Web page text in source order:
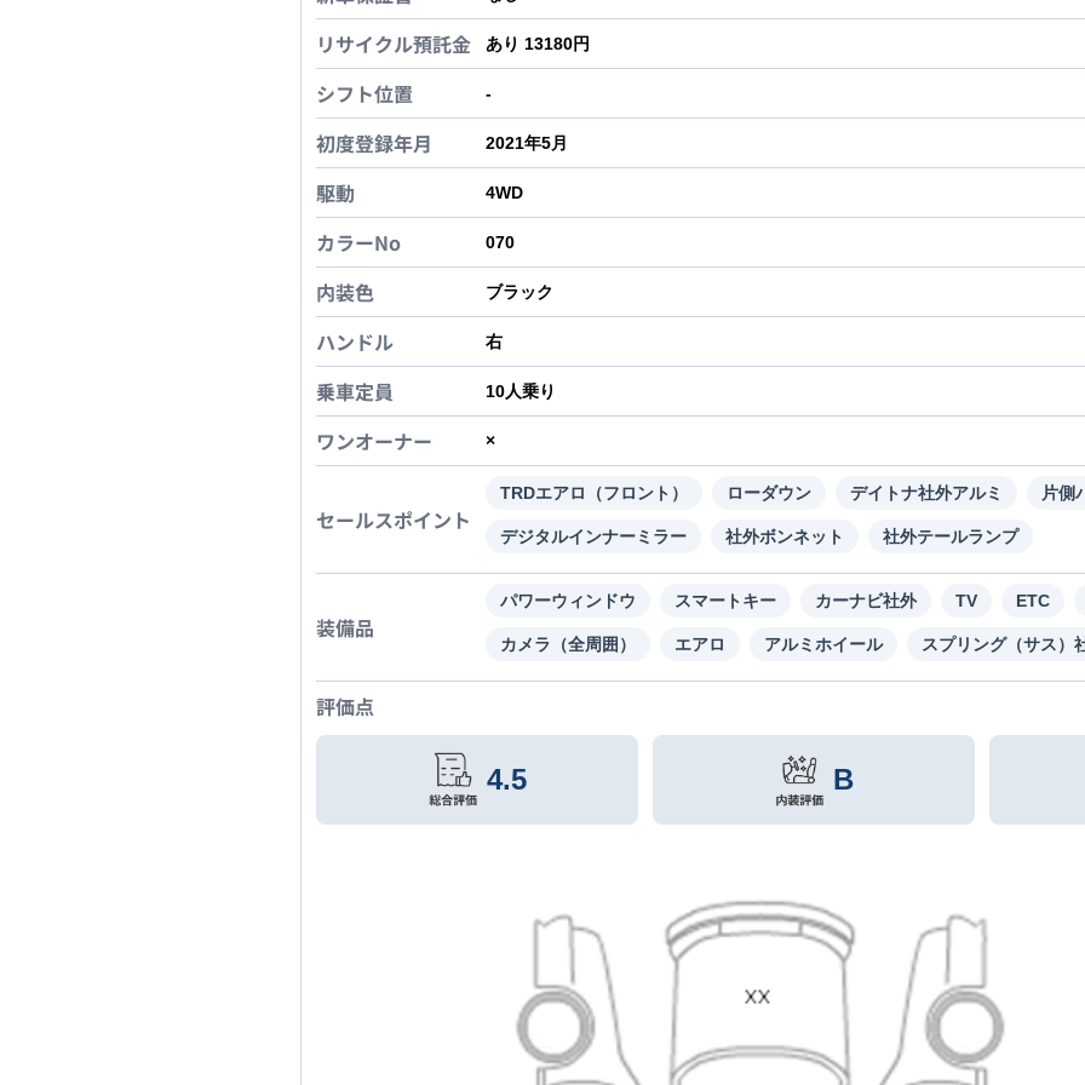
リサイクル預託金 あり 13180円
シフト位置 -
初度登録年月 2021年5月
駆動 4WD
カラーNo 070
内装色 ブラック
ハンドル 右
乗車定員 10人乗り
ワンオーナー ×
セールスポイント
TRDエアロ（フロント） ローダウン デイトナ社外アルミ 片側
デジタルインナーミラー 社外ボンネット 社外テールランプ
装備品
パワーウィンドウ スマートキー カーナビ社外 TV ETC
カメラ（全周囲） エアロ アルミホイール スプリング（サス）
評価点
4.5 B